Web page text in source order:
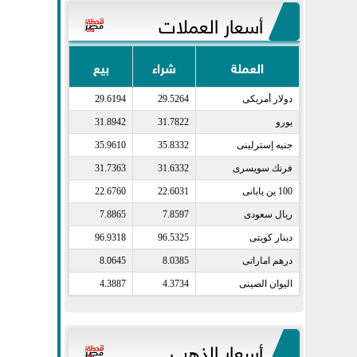
أسعار العملات
العملة شراء بيع
دولار أمريكى​ 29.5264
29.6194
يورو​ 31.7822
31.8942
جنيه إسترلينى​ 35.8332
35.9610
فرنك سويسرى​ 31.6332
31.7363
100 ين يابانى​ 22.6031
22.6760
ريال سعودى​ 7.8597
7.8865
دينار كويتى​ 96.5325
96.9318
درهم اماراتى​ 8.0385
8.0645
اليوان الصينى​ 4.3734
4.3887
أسعار الذهب